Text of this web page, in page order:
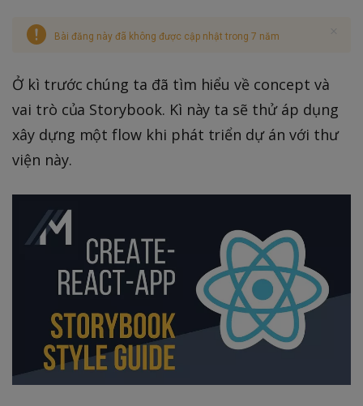
Bài đăng này đã không được cập nhật trong 7 năm
Ở kì trước chúng ta đã tìm hiểu về concept và
vai trò của Storybook. Kì này ta sẽ thử áp dụng
xây dựng một flow khi phát triển dự án với thư
viện này.